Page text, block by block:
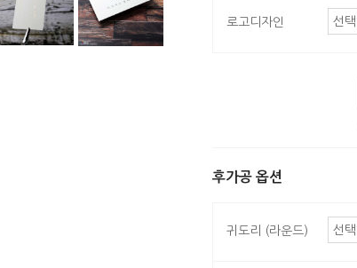
로고디자인
후가공 옵션
귀도리 (라운드)